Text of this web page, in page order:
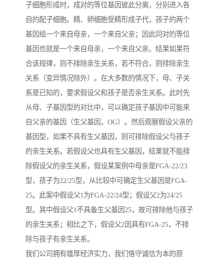
子细胞形成时，成对的等位基因彼此分离，分别进入各
自的配子细胞。精、卵细胞受精形成子代，孩子的两个
基因组一个来自母亲，一个来自父亲；因此同对的等位
基因也就是一个来自母亲，一个来自父亲。结果如果符
合该规律，则不排除亲生关系，若不符合，则排除亲生
关系（变异情况除外）。在大多数的情况下，母、子关
系是已知的，要求假设父和孩子是否亲生关系。此时先
从母、子基因型的对比中，可以确定孩子基因中可能来
自父亲的基因（生父基因，OG）。然后观察假设父亲的
基因型，如果不具有生父基因，则可排除假设父与孩子
的亲生关系。若假设父也具有生父基因，结果就不能排
除假设父的亲生关系，假设某案例中母亲是FGA-22/23
型，孩子为22/25型，从比较中可确定生父基因是FGA-
25。此案中假设父1为FGA-22/24型；假设父2为24/25
型。其中假设父1不具备生父基因25，故可排除他与孩子
的亲生关系；相比之下，假设父2因具有FGA-25，不排
除与孩子有亲生关系。
我们公司拥有雄厚经济实力，我们恪守诚信为本的原